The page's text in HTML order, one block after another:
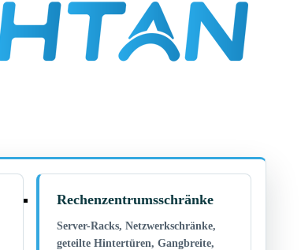
Rechenzentrumsschränke
Server-Racks, Netzwerkschränke,
geteilte Hintertüren, Gangbreite,